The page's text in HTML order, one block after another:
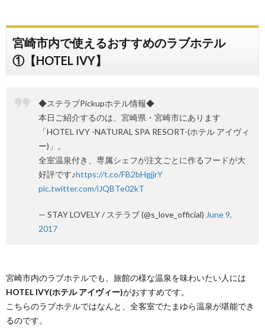
宮崎市内で使えるおすすめのラブホテル
①【HOTEL IVY】
◆ステラブPickupホテル情報◆
本日ご紹介するのは、宮崎県・宮崎市にあります
「HOTEL IVY -NATURAL SPA RESORT-(ホテル アイヴィ
ー)」。
全室温泉付き、専属シェフが注文ごとに作るフードが大
好評です♪https://t.co/FB2bHgjjrY
pic.twitter.com/iJQBTe02kT
— STAY LOVELY / ステラブ (@s_love_official) June 9,
2017
宮崎市内のラブホテルでも、旅館の様な温泉を味わいたい人には
HOTEL IVY(ホテル アイヴィー)がおすすめです。
こちらのラブホテルではなんと、全客室でたまゆら温泉が堪能でき
るのです。